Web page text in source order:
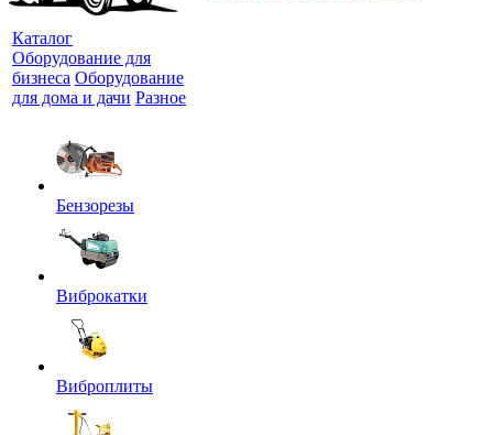
Каталог
Оборудование для
бизнеса Оборудование
для дома и дачи Разное
Бензорезы
Виброкатки
Виброплиты